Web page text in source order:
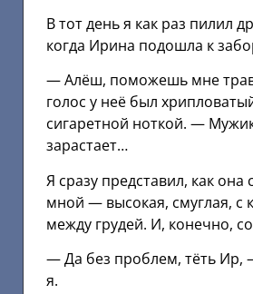
В тот день я как раз пилил
когда Ирина подошла к
— Алёш, поможешь мне
голос у неё был
сигаретной ноткой. —
зарастает…
Я сразу представил, как она
мной — высокая, смуглая, с
между грудей. И, конечно,
— Да без проблем, тёть Ир,
я.